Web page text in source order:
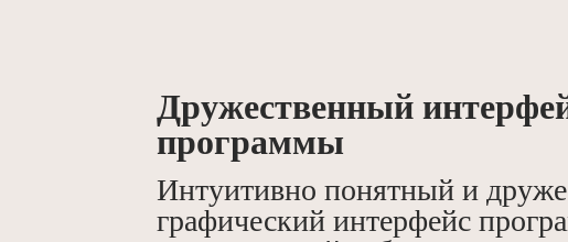
Дружественный
программы
Интуитивно понятный и
графический интерфейс